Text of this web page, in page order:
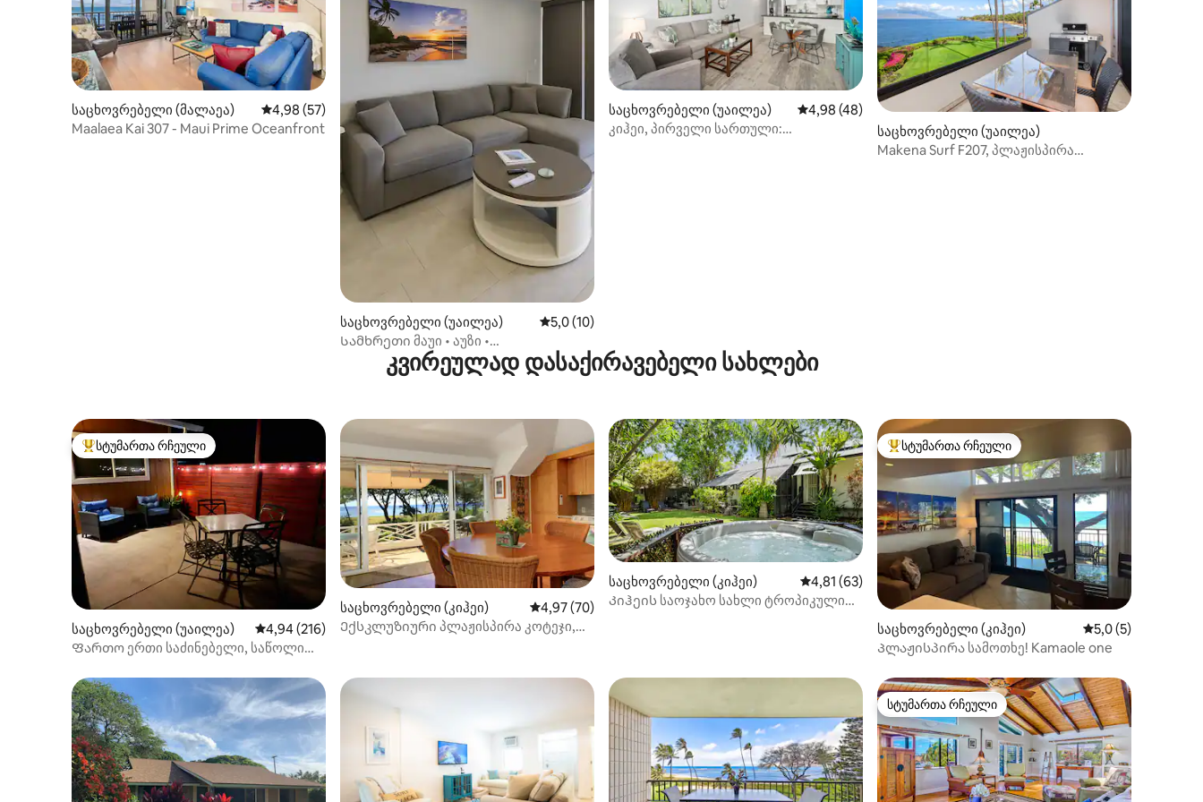
საცხოვრებელი (მალაეა) საშუალო შეფასებაა 5‑დან 4,98, 57 მიმოხილვა
4,98 (57)
Maalaea Kai 307 - Maui Prime Oceanfront
საცხოვრებელი (უაილეა) საშუალო შეფასებაა 5‑დან 5,0, 10 მიმოხილვა
5,0 (10)
Სამხრეთი მაუი • აუზი •
ჰიდრომასაჟიანი აუზები• პლაჟი •
ოკეანის ხედი
საცხოვრებელი (უაილეა) საშუალო შეფასებაა 5‑დან 4,98, 48 მიმოხილვა
4,98 (48)
კიჰეი, პირველი სართული:
საცხოვრებელი (უაილეა)
Makena Surf F207, პლაჟისპირა
კვირეულად დასაქირავებელი სახლები
სტუმართა რჩეული მოწინავე ვარიანტი
სტუმართა რჩეული
საცხოვრებელი (უაილეა) საშუალო შეფასებაა 5‑დან 4,94, 216 მიმოხილვა
4,94 (216)
Ფართო ერთი საძინებელი, საწოლი
საცხოვრებელი (კიჰეი) საშუალო შეფასებაა 5‑დან 4,97, 70 მიმოხილვა
4,97 (70)
Ექსკლუზიური პლაჟისპირა კოტეჯი,
საცხოვრებელი (კიჰეი) საშუალო შეფასებაა 5‑დან 4,81, 63 მიმოხილვა
4,81 (63)
Კიჰეის საოჯახო სახლი ტროპიკული
სტუმართა რჩეული მოწინავე ვარიანტი
სტუმართა რჩეული
საცხოვრებელი (კიჰეი) საშუალო
5,0 (5)
Პლაჟისპირა სამოთხე! Kamaole one
სტუმართა რჩეული
სტუმართა რჩეული